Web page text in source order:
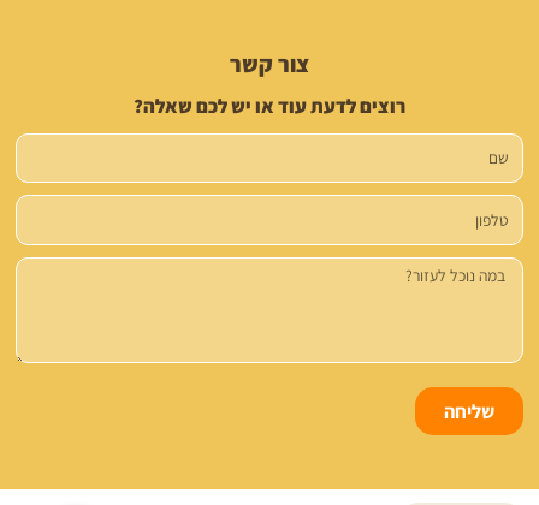
צור קשר
רוצים לדעת עוד או יש לכם שאלה?
שם
טלפון
הודעה
שליחה